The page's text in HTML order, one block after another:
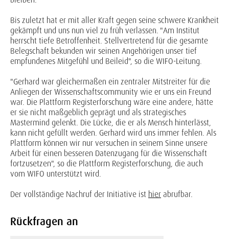
Bis zuletzt hat er mit aller Kraft gegen seine schwere Krankheit
gekämpft und uns nun viel zu früh verlassen. "Am Institut
herrscht tiefe Betroffenheit. Stellvertretend für die gesamte
Belegschaft bekunden wir seinen Angehörigen unser tief
empfundenes Mitgefühl und Beileid", so die WIFO-Leitung.
"Gerhard war gleichermaßen ein zentraler Mitstreiter für die
Anliegen der Wissenschaftscommunity wie er uns ein Freund
war. Die Plattform Registerforschung wäre eine andere, hätte
er sie nicht maßgeblich geprägt und als strategisches
Mastermind gelenkt. Die Lücke, die er als Mensch hinterlässt,
kann nicht gefüllt werden. Gerhard wird uns immer fehlen. Als
Plattform können wir nur versuchen in seinem Sinne unsere
Arbeit für einen besseren Datenzugang für die Wissenschaft
fortzusetzen", so die Plattform Registerforschung, die auch
vom WIFO unterstützt wird.
Der vollständige Nachruf der Initiative ist hierabrufbar.
Rückfragen an